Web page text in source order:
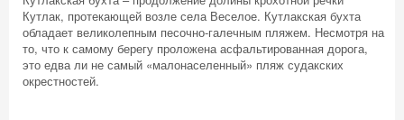
Кутлак, протекающей возле села Веселое. Кутлакская бухта
обладает великолепным песочно-галечным пляжем. Несмотря на
то, что к самому берегу проложена асфальтированная дорога,
это едва ли не самый «малонаселенный» пляж судакских
окрестностей.
Скидка −5%